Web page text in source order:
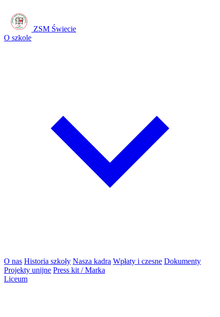
ZSM Świecie
O szkole
O nas Historia szkoły Nasza kadra Wpłaty i czesne Dokumenty
Projekty unijne Press kit / Marka
Liceum